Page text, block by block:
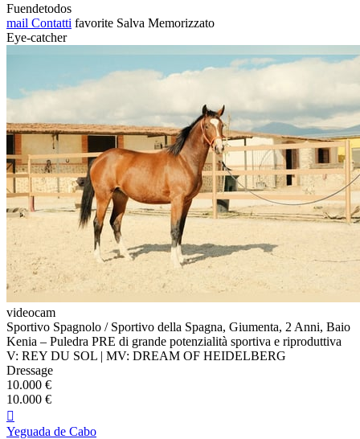
Fuendetodos
mail Contatti favorite Salva Memorizzato
Eye-catcher
videocam
Sportivo Spagnolo / Sportivo della Spagna, Giumenta, 2 Anni, Baio
Kenia – Puledra PRE di grande potenzialità sportiva e riproduttiva
V: REY DU SOL | MV: DREAM OF HEIDELBERG
Dressage
10.000 €
10.000 €

Yeguada de Cabo